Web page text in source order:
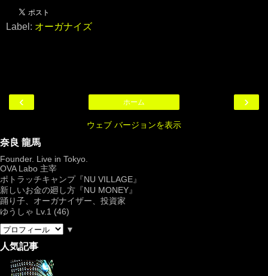
Label: オーガナイズ
‹ ›
ホーム
ウェブ バージョンを表示
奈良 龍馬
Founder. Live in Tokyo.
OVA Labo 主宰
ポトラッチキャンプ『NU VILLAGE』
新しいお金の廻し方『NU MONEY』
踊り子、オーガナイザー、投資家
ゆうしゃ Lv.1 (46)
▼
人気記事